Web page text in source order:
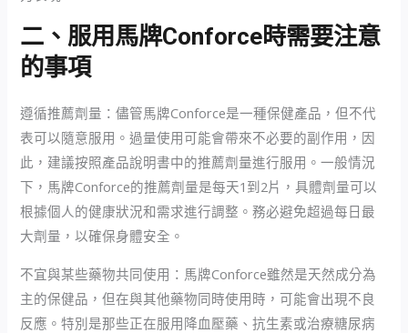
二、服用馬牌Conforce時需要注意
的事項
遵循推薦劑量：儘管馬牌Conforce是一種保健產品，但不代
表可以隨意服用。過量使用可能會帶來不必要的副作用，因
此，建議按照產品說明書中的推薦劑量進行服用。一般情況
下，馬牌Conforce的推薦劑量是每天1到2片，具體劑量可以
根據個人的健康狀況和需求進行調整。務必避免超過每日最
大劑量，以確保身體安全。
不宜與某些藥物共同使用：馬牌Conforce雖然是天然成分為
主的保健品，但在與其他藥物同時使用時，可能會出現不良
反應。特別是那些正在服用降血壓藥、抗生素或治療糖尿病